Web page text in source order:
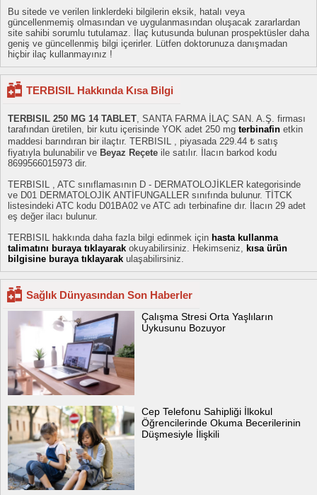
Bu sitede ve verilen linklerdeki bilgilerin eksik, hatalı veya
güncellenmemiş olmasından ve uygulanmasından oluşacak zararlardan
site sahibi sorumlu tutulamaz. İlaç kutusunda bulunan prospektüsler daha
geniş ve güncellenmiş bilgi içerirler. Lütfen doktorunuza danışmadan
hiçbir ilaç kullanmayınız !
TERBISIL Hakkında Kısa Bilgi
TERBISIL 250 MG 14 TABLET, SANTA FARMA İLAÇ SAN. A.Ş. firması
tarafından üretilen, bir kutu içerisinde YOK adet 250 mg terbinafin etkin
maddesi barındıran bir ilaçtır. TERBISIL , piyasada 229.44 ₺ satış
fiyatıyla bulunabilir ve Beyaz Reçete ile satılır. İlacın barkod kodu
8699566015973 dir.
TERBISIL , ATC sınıflamasının D - DERMATOLOJİKLER kategorisinde
ve D01 DERMATOLOJİK ANTİFUNGALLER sınıfında bulunur. TİTCK
listesindeki ATC kodu D01BA02 ve ATC adı terbinafine dır. İlacın 29 adet
eş değer ilacı bulunur.
TERBISIL hakkında daha fazla bilgi edinmek için hasta kullanma
talimatını buraya tıklayarak okuyabilirsiniz. Hekimseniz, kısa ürün
bilgisine buraya tıklayarak ulaşabilirsiniz.
Sağlık Dünyasından Son Haberler
Çalışma Stresi Orta Yaşlıların
Uykusunu Bozuyor
Cep Telefonu Sahipliği İlkokul
Öğrencilerinde Okuma Becerilerinin
Düşmesiyle İlişkili